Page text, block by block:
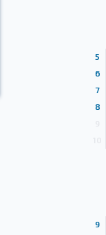
5
6
7
8
9